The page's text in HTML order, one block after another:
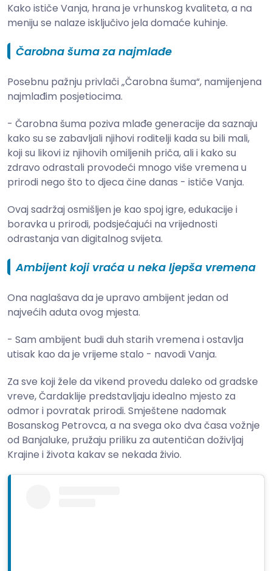
Kako ističe Vanja, hrana je vrhunskog kvaliteta, a na
meniju se nalaze isključivo jela domaće kuhinje.
Čarobna šuma za najmlađe
Posebnu pažnju privlači „Čarobna šuma“, namijenjena
najmlađim posjetiocima.
- Čarobna šuma poziva mlađe generacije da saznaju
kako su se zabavljali njihovi roditelji kada su bili mali,
koji su likovi iz njihovih omiljenih priča, ali i kako su
zdravo odrastali provodeći mnogo više vremena u
prirodi nego što to djeca čine danas - ističe Vanja.
Ovaj sadržaj osmišljen je kao spoj igre, edukacije i
boravka u prirodi, podsjećajući na vrijednosti
odrastanja van digitalnog svijeta.
Ambijent koji vraća u neka ljepša vremena
Ona naglašava da je upravo ambijent jedan od
najvećih aduta ovog mjesta.
- Sam ambijent budi duh starih vremena i ostavlja
utisak kao da je vrijeme stalo - navodi Vanja.
Za sve koji žele da vikend provedu daleko od gradske
vreve, Čardaklije predstavljaju idealno mjesto za
odmor i povratak prirodi. Smještene nadomak
Bosanskog Petrovca, a na svega oko dva časa vožnje
od Banjaluke, pružaju priliku za autentičan doživljaj
Krajine i života kakav se nekada živio.